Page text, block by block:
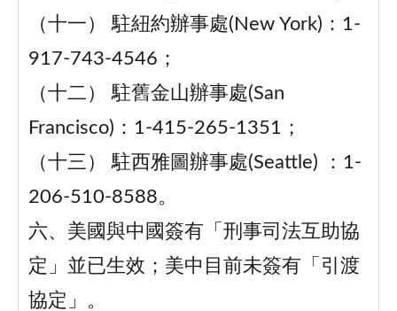
（十一） 駐紐約辦事處(New York)：1-
917-743-4546；
（十二） 駐舊金山辦事處(San
Francisco)：1-415-265-1351；
（十三） 駐西雅圖辦事處(Seattle) ：1-
206-510-8588。
六、美國與中國簽有「刑事司法互助協
定」並已生效；美中目前未簽有「引渡
協定」。